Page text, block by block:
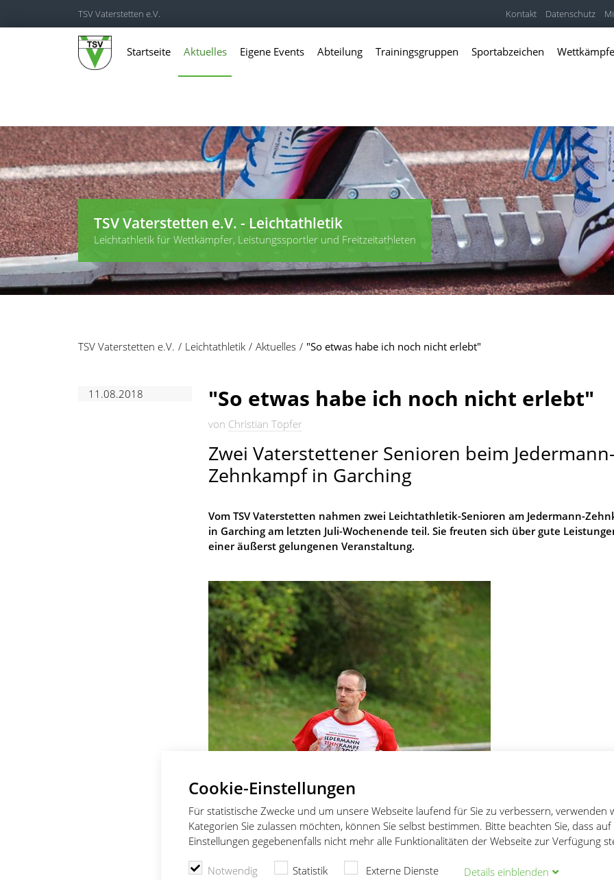
Cookie-Einstellungen
Für statistische Zwecke und um unsere Webseite laufend für Sie zu verbessern, verwenden
Kategorien Sie zulassen möchten, können Sie selbst bestimmen. Bitte beachten Sie, dass
Einstellungen gegebenenfalls nicht mehr alle Funktionalitäten der Webseite zur Verfügung
Notwendig Statistik Externe Dienste Details einblenden
TSV Vaterstetten e.V. Kontakt Datenschutz
Startseite Aktuelles Eigene Events Abteilung Trainingsgruppen Sportabzeichen Wettkämpfe
TSV Vaterstetten e.V. - Leichtathletik
Leichtathletik für Wettkämpfer, Leistungssportler und Freitzeitathleten
TSV Vaterstetten e.V. Leichtathletik Aktuelles "So etwas habe ich noch nicht erlebt"
11.08.2018 "So etwas habe ich noch nicht erlebt"
von Christian Töpfer
Zwei Vaterstettener Senioren beim
Zehnkampf in Garching
Vom TSV Vaterstetten nahmen zwei Leichtathletik-Senioren am Jedermann-
in Garching am letzten Juli-Wochenende teil. Sie freuten sich über gute
einer äußerst gelungenen Veranstaltung.